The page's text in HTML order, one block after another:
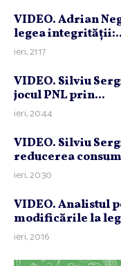
VIDEO. Adrian
legea
ieri, 21:17
VIDEO. Silviu
jocul PNL prin...
ieri, 20:44
VIDEO. Silviu
reducerea
ieri, 20:30
VIDEO. Analistul
modificările la
ieri, 20:16